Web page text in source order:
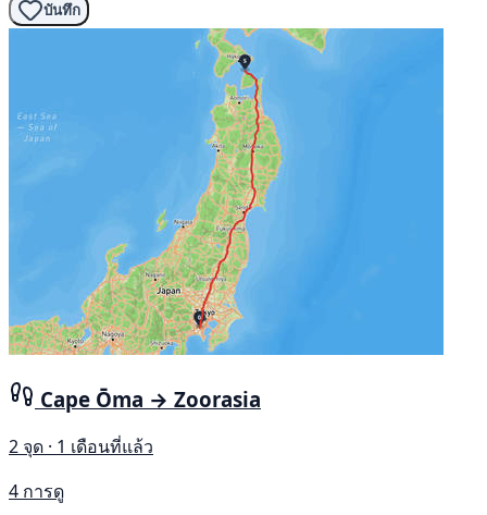
บันทึก
Cape Ōma → Zoorasia
2 จุด · 1 เดือนที่แล้ว
4 การดู